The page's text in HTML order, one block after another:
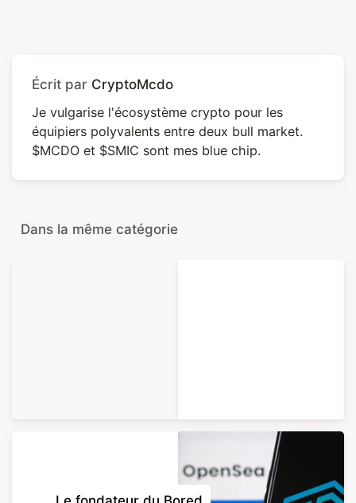
Écrit par CryptoMcdo
Je vulgarise l'écosystème crypto pour les
équipiers polyvalents entre deux bull market.
$MCDO et $SMIC sont mes blue chip.
Dans la même catégorie